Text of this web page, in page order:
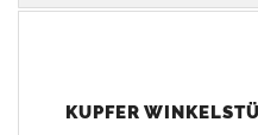
keine Rücknahme möglich
KUPFER